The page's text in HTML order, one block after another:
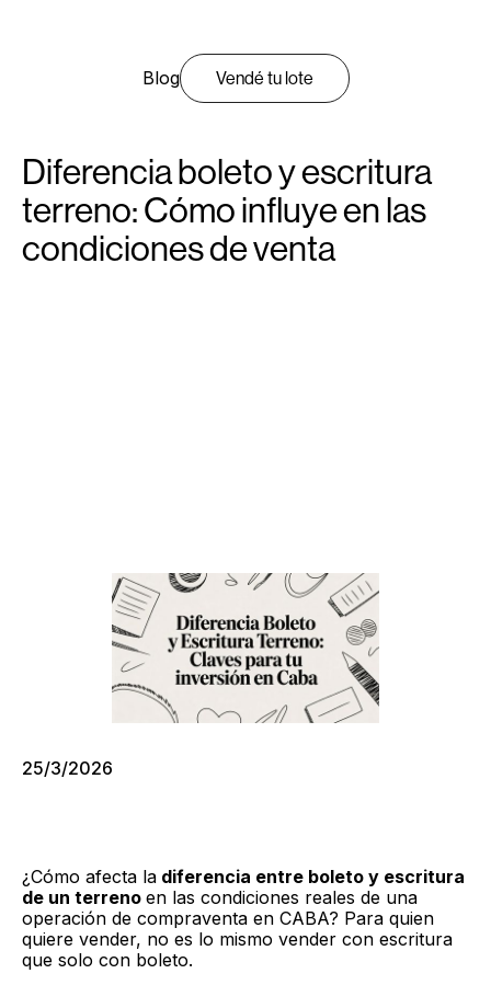
Blog Vendé tu lote
Diferencia boleto y escritura
terreno: Cómo influye en las
condiciones de venta
25/3/2026
¿Cómo afecta la diferencia entre boleto y escritura
de un terreno en las condiciones reales de una
operación de compraventa en CABA? Para quien
quiere vender, no es lo mismo vender con escritura
que solo con boleto.